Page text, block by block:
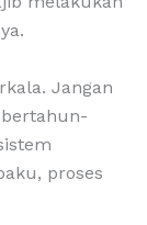
Jangan
proses